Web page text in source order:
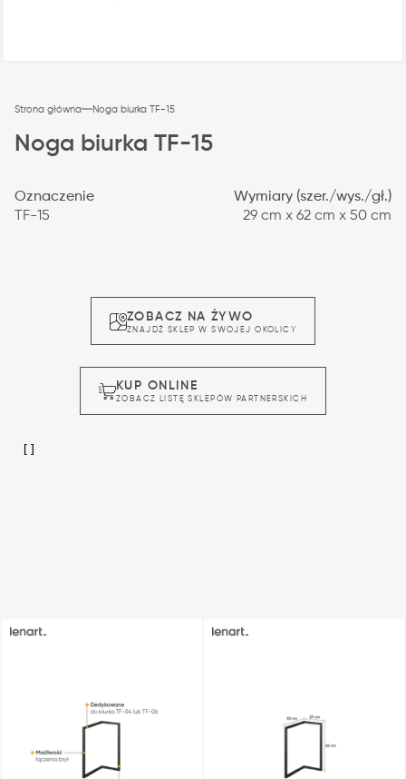
Strona główna Noga biurka TF-15
Noga biurka TF-15
Oznaczenie
TF-15
Wymiary (szer./wys./gł.)
29 cm x 62 cm x 50 cm
ZOBACZ NA ŻYWO
ZNAJDŹ SKLEP W SWOJEJ OKOLICY
KUP ONLINE
ZOBACZ LISTĘ SKLEPÓW PARTNERSKICH